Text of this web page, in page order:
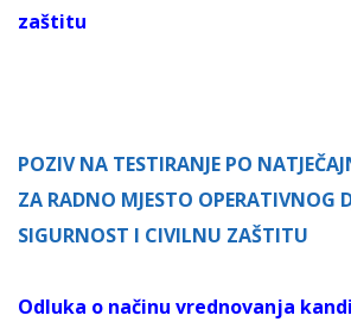
zaštitu
POZIV NA TESTIRANJE PO
ZA RADNO MJESTO OPERATIVNOG
SIGURNOST I CIVILNU ZAŠTITU
Odluka o načinu vrednovanja